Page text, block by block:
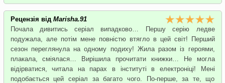
Рецензія від Marisha.91
Почала дивитись серіал випадково… Першу серію ледве
подужала, але потім мене повністю втягло в цей світ! Перший
сезон переглянула на одному подиху! Жила разом із героями,
плакала, сміялася… Вирішила прочитати книжки… Не могла
відірватися, читала на парах в інституті в електроніці! Мені
подобається цей серіал за багато чого. По-перше, за те, що